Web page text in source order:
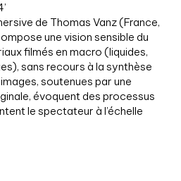
de Thomas Vanz (France,
une vision sensible du
filmés en macro (liquides,
sans recours à la synthèse
soutenues par une
évoquent des processus
le spectateur à l’échelle